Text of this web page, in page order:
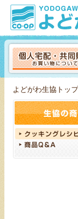
よどがわ生協トップ